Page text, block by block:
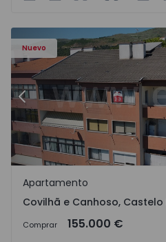
Nuevo
- 18
Apartamento T2 Covilhã,
Anterior
Covilhã e Canhoso, Castelo
Apartamento
Covilhã e Canhoso,
Comprar 155.000 €